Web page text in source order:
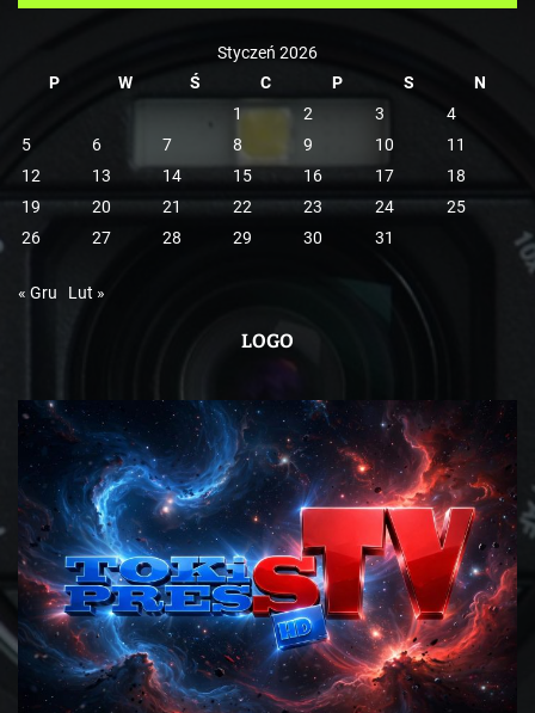
e
Styczeń 2026
P
W Ś C P S
N
1
2 3
4
5
6 7 8 9 10
11
12
13 14 15 16 17
18
19
20 21 22 23 24
25
26
27 28 29 30 31
« Gru Lut »
LOGO